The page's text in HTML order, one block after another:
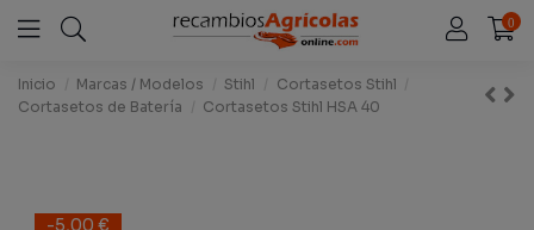
0
Inicio Marcas / Modelos Stihl
Cortasetos Stihl
Cortasetos de Batería
Cortasetos Stihl HSA 40
-5,00 €